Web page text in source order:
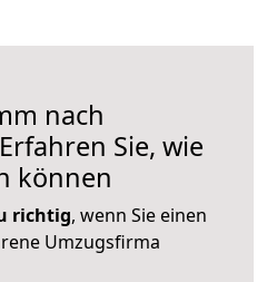
nach
Sie, wie
können
richtig, wenn Sie einen
Umzugsfirma